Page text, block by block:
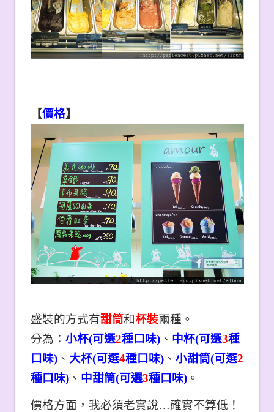
【價格】
盛裝的方式有甜筒和杯裝兩種。
分為： 小杯(可選2種口味)、 中杯(可選3種
口味)、 大杯(可選4種口味)、 小甜筒(可選2
種口味)、 中甜筒(可選3種口味)。
價格方面，我必須老實說…確實不算低！